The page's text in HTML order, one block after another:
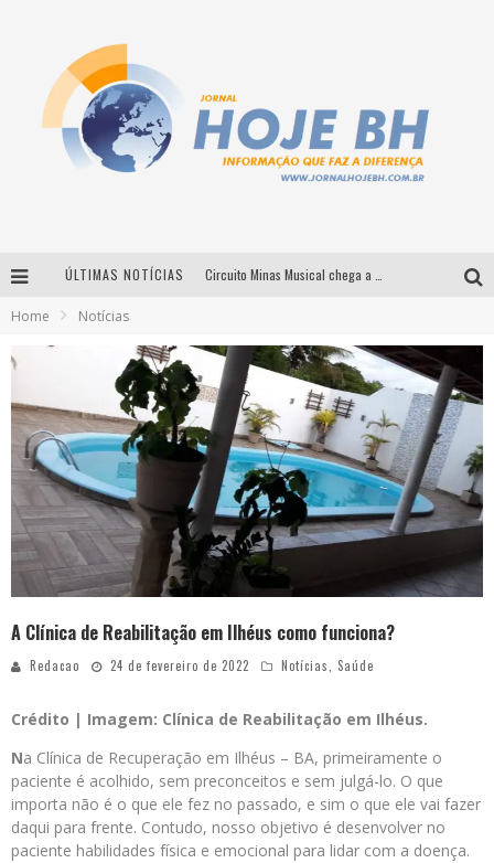
ÚLTIMAS NOTÍCIAS
Simone celebra a força feminina e sua trajetória histórica na MPB em novo show “Que mulher é essa!?” em Belo Horizonte
Milton Guedes traz turnê “Milton Canta Lulu” a Belo Horizonte
Home Notícias
A Clínica de Reabilitação em Ilhéus como funciona?
Redacao 24 de fevereiro de 2022 Notícias, Saúde
Crédito | Imagem: Clínica de Reabilitação em Ilhéus.
Na Clínica de Recuperação em Ilhéus – BA, primeiramente o
paciente é acolhido, sem preconceitos e sem julgá-lo. O que
importa não é o que ele fez no passado, e sim o que ele vai fazer
daqui para frente. Contudo, nosso objetivo é desenvolver no
paciente habilidades física e emocional para lidar com a doença.